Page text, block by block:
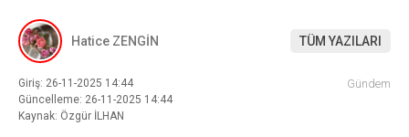
Hatice ZENGİN TÜM YAZILARI
Giriş: 26-11-2025 14:44
Güncelleme: 26-11-2025 14:44
Kaynak: Özgür İLHAN
Gündem